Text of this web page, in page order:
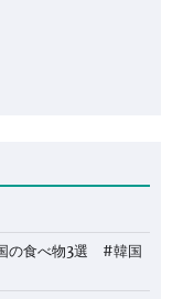
の食べ物3選 #韓国